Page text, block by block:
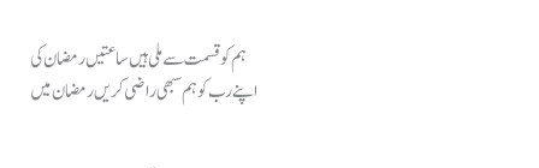
ہم کو قسمت سے ملی ہیں ساعتیں رمضان کی
اپنے رب کو ہم سبھی راضی کریں رمضان میں